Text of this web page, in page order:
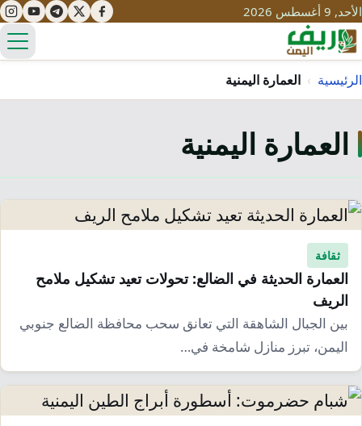
الأحد, 9 أغسطس 2026
مياه
طرُق
قصص نجاح
مبادرات
سياحة
تراث
ثقافة
التغير المناخي
محميات
التلوث
تحديات
حلول
نساء
قضايا
معيشة
انفوجرافيك
قصص رقمية
الرئيسية › العمارة اليمنية
العمارة اليمنية
ثقافة
العمارة الحديثة في الضالع: تحولات تعيد تشكيل ملامح
الريف
بين الجبال الشاهقة التي تعانق سحب محافظة الضالع جنوبي
اليمن، تبرز منازل شامخة في…